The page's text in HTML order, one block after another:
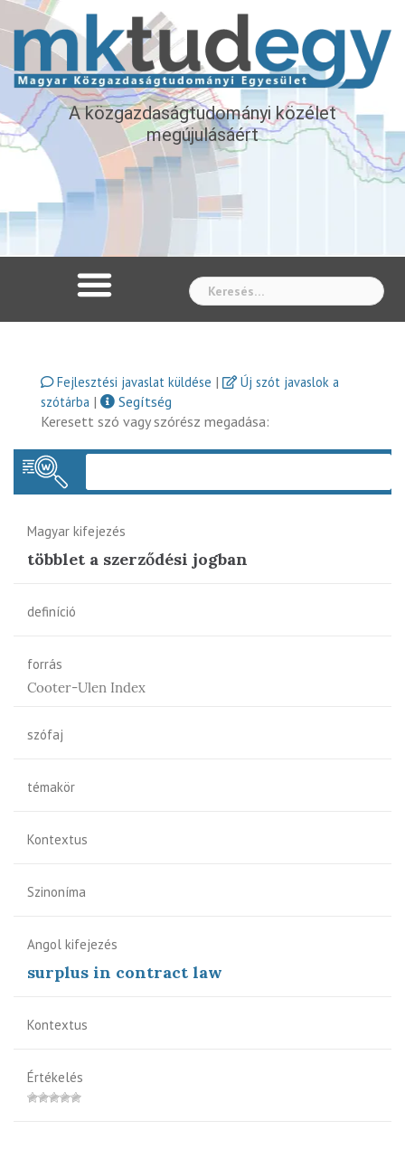
A közgazdaságtudományi közélet
megújulásáért
Fejlesztési javaslat küldése |
Új szót javaslok a
szótárba |
Segítség
Keresett szó vagy szórész megadása:
Magyar kifejezés
többlet a szerződési jogban
definíció
forrás
Cooter-Ulen Index
szófaj
témakör
Kontextus
Szinoníma
Angol kifejezés
surplus in contract law
Kontextus
Értékelés